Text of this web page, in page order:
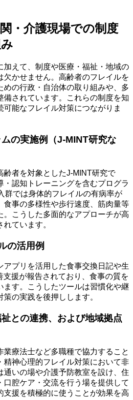
・介護現場での制度
加えて、制度や医療・福祉・地域の
欠かせません。高齢者のフレイルを
めの行政・自治体の取り組みや、多
備されています。これらの制度を知
可能なフレイル対策につながりま
の実施例（J‐MINT研究な
者を対象としたJ‐MINT研究で
・認知トレーニングを含むプログラ
群では身体的フレイルの有病率が
食事の多様性や歩行速度、筋肉量等
。こうした多面的なアプローチが高
ています。
の活用例
アプリを活用した食事交換日記や生
支援が報告されており、食事の質を
ます。こうしたツールは習慣化や継
の実践を後押しします。
との連携、および地域拠点
業療法士など多職種で協力すること
精神心理的フレイル対策において非
通いの場や介護予防教室を設け、住
口腔ケア・交流を行う場を提供して
支援を積極的に使うことが効果を高